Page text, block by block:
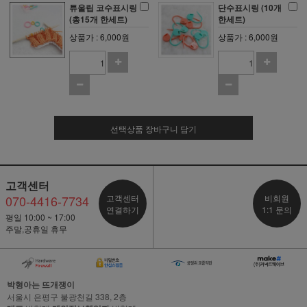
튜울립 코수표시링
(총15개 한세트)
상품가 : 6,000원
단수표시링 (10개
한세트)
상품가 : 6,000원
선택상품 장바구니 담기
고객센터
070-4416-7734
평일 10:00 ~ 17:00
주말,공휴일 휴무
고객센터
연결하기
비회원
1:1 문의
박형아는 뜨개쟁이
서울시 은평구 불광천길 338, 2층